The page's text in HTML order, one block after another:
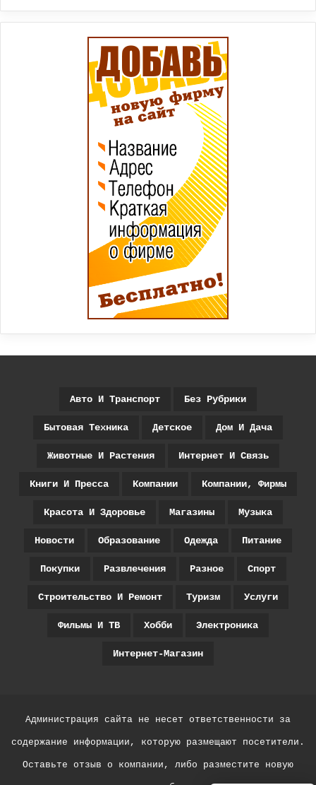
Авто И Транспорт Без Рубрики
Бытовая Техника Детское Дом И Дача
Животные И Растения Интернет И Связь
Книги И Пресса Компании Компании, Фирмы
Красота И Здоровье Магазины Музыка
Новости Образование Одежда Питание
Покупки Развлечения Разное Спорт
Строительство И Ремонт Туризм Услуги
Фильмы И ТВ Хобби Электроника
Интернет-Магазин
Администрация сайта не несет ответственности за
содержание информации, которую размещают посетители.
Оставьте отзыв о компании, либо разместите новую